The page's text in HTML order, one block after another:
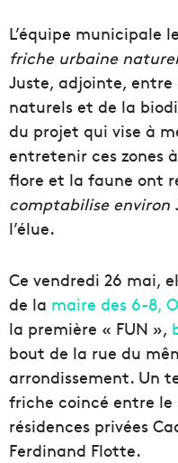
L’équipe municipale
friche urbaine
Juste, adjointe, entre
naturels et de la
du projet qui vise à
entretenir ces zones
flore et la faune ont
comptabilise environ
l’élue.
Ce vendredi 26 mai,
de la maire des 6-8,
la première « FUN »,
bout de la rue du
arrondissement. Un
friche coincé entre
résidences privées
Ferdinand Flotte.